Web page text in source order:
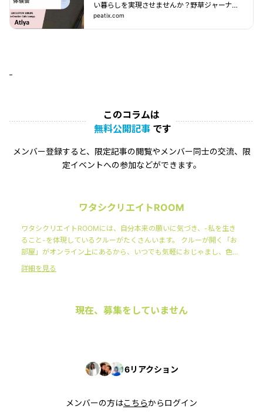
い暮らしを実現させませんか？野草ジャーナリ
ングサークルが10月からスタートします。それ
peatix.com
このコラムは
無料公開記事 です
メンバー登録すると、限定記事の閲覧やメンバー同士の交流、限
定イベントへの参加などができます。
ワタシクリエイトROOM
ワタシクリエイトROOMには、自分本来の願いに気づき、-私を生き
ること-を体現しているクルーがたくさんいます。 クルーが開く「お
部屋」がオンライン上にあるから、いつでも気軽におじゃまし、色ん
な人の-ワタシを生きる-ノウハウにふれることができます。 そんな日
詳細を見る
現在、募集をしていません
6リアクション
メンバーの方はこちらからログイン